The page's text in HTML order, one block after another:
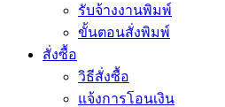
รับจ้างงานพิมพ์
ขั้นตอนสั่งพิมพ์
สั่งซื้อ
วิธีสั่งซื้อ
แจ้งการโอนเงิน